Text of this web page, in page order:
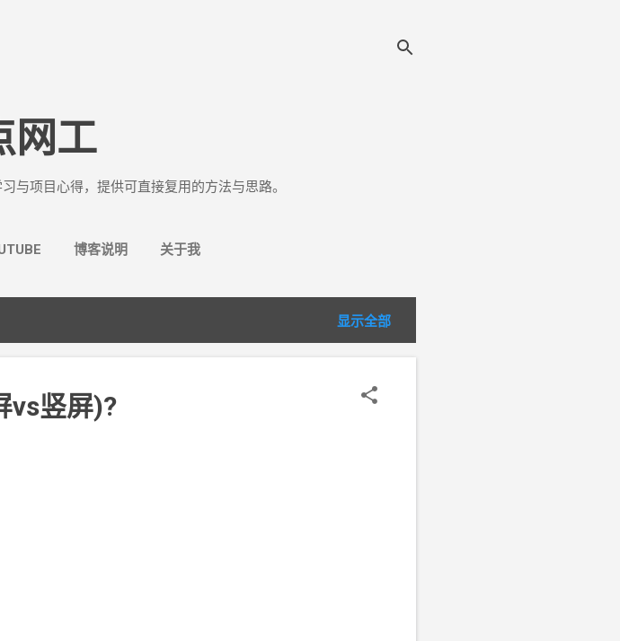
网工
与项目心得，提供可直接复用的方法与思路。
博客说明 关于我
显示全部
vs竖屏)?